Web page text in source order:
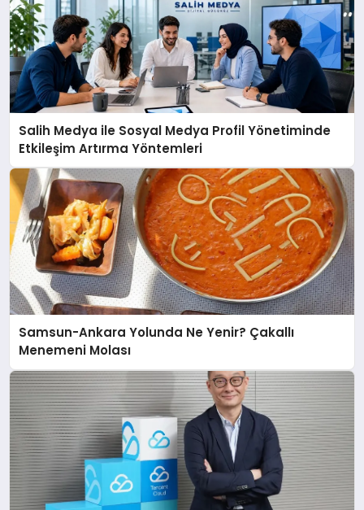
Salih Medya ile Sosyal Medya Profil Yönetiminde
Etkileşim Artırma Yöntemleri
Samsun-Ankara Yolunda Ne Yenir? Çakallı
Menemeni Molası